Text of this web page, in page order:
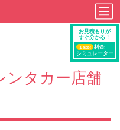
ンタカー店舗